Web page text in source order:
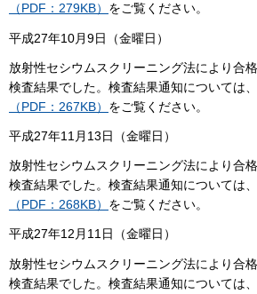
（PDF：279KB） をご覧ください。
平成27年10月9日（金曜日）
放射性セシウムスクリーニング法により合
検査結果でした。検査結果通知については、
（PDF：267KB） をご覧ください。
平成27年11月13日（金曜日）
放射性セシウムスクリーニング法により合
検査結果でした。検査結果通知については、
（PDF：268KB） をご覧ください。
平成27年12月11日（金曜日）
放射性セシウムスクリーニング法により合
検査結果でした。検査結果通知については、